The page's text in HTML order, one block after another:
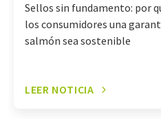
Sellos sin fundamento: por
los consumidores una
salmón sea sostenible
LEER NOTICIA